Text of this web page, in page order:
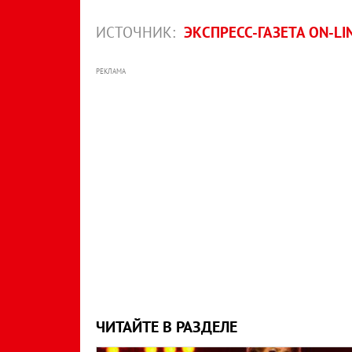
ИСТОЧНИК: ЭКСПРЕСС-ГАЗЕТА ON-
РЕКЛАМА
ЧИТАЙТЕ В РАЗДЕЛЕ